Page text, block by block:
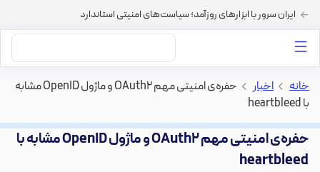
ایران سرور با ابزارهای روزآمد؛ سیاست‌های امنیتی استاندارد
خانه > اخبار >
حفره‌ی امنیتی مهم OAuth2 و ماژول OpenID مشابه
با heartbleed
حفره‌ی امنیتی مهم OAuth2 و ماژول OpenID مشابه با
heartbleed